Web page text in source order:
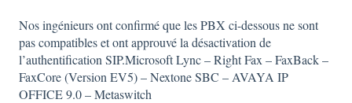
Nos ingénieurs ont confirmé que les PBX ci-dessous ne sont
pas compatibles et ont approuvé la désactivation de
l’authentification SIP.Microsoft Lync – Right Fax – FaxBack –
FaxCore (Version EV5) – Nextone SBC – AVAYA IP
OFFICE 9.0 – Metaswitch